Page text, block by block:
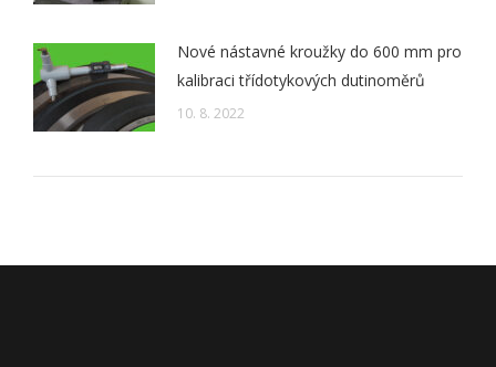
Nové nástavné kroužky do 600 mm pro
kalibraci třídotykových dutinoměrů
10. 8. 2022